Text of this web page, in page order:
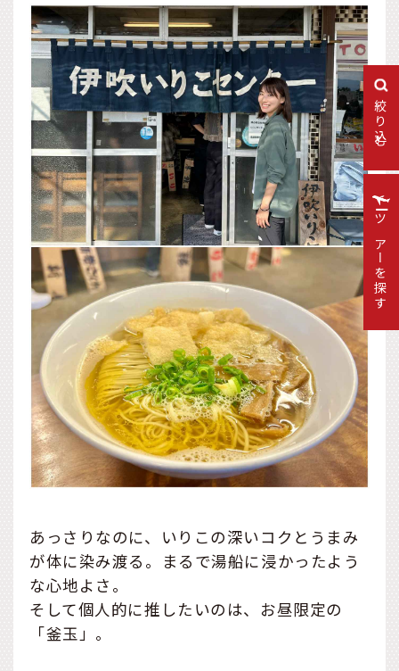
絞り込む
あっさりなのに、いりこの深いコクとうまみ
が体に染み渡る。まるで湯船に浸かったよう
な心地よさ。
そして個人的に推したいのは、お昼限定の
「釜玉」。
ツアーを探す